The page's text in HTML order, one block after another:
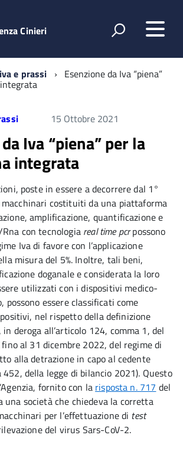
Cinieri
e prassi Esenzione da Iva “piena”
15 Ottobre 2021
Iva “piena” per la
integrata
poste in essere a decorrere dal 1°
costituiti da una piattaforma
amplificazione, quantificazione e
con tecnologia real time pcrpossono
Iva di favore con l’applicazione
misura del 5%. Inoltre, tali beni,
doganale e considerata la loro
utilizzati con i dispositivi medico-
essere classificati come
nel rispetto della definizione
deroga all’articolo 124, comma 1, del
fino al 31 dicembre 2022, del regime di
alla detrazione in capo al cedente
della legge di bilancio 2021). Questo
fornito con la risposta n. 717 del
una società che chiedeva la corretta
per l’effettuazione di test
del virus Sars-CoV-2.